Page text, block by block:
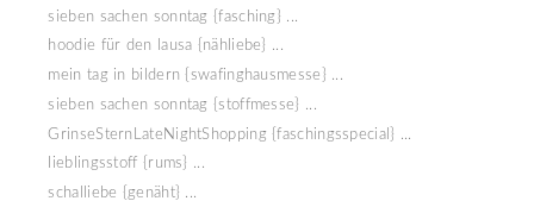
sieben sachen sonntag {fasching} ...
hoodie für den lausa {nähliebe} ...
mein tag in bildern {swafinghausmesse} ...
sieben sachen sonntag {stoffmesse} ...
GrinseSternLateNightShopping {faschingsspecial} ...
lieblingsstoff {rums} ...
schalliebe {genäht} ...